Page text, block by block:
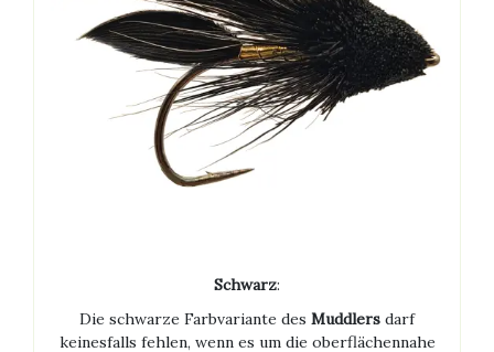
Schwarz:
Die schwarze Farbvariante des Muddlers darf
keinesfalls fehlen, wenn es um die oberflächennahe